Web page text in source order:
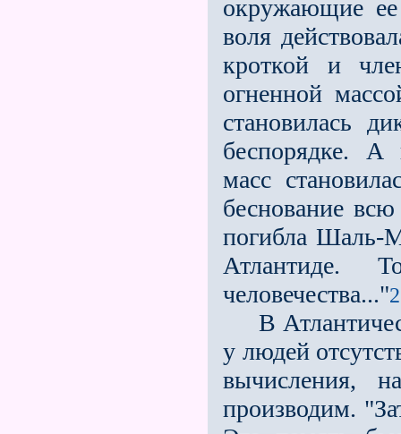
окружающие
воля
кроткой и
огненной
становилась
беспорядке. А
масс
беснование
погибла Шаль-
Атлантиде.
человечества..."
В
у людей
вычисления,
производим.